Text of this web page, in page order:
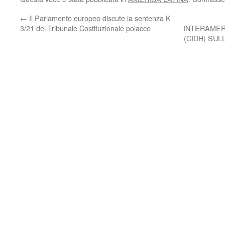
← Il Parlamento europeo discute la sentenza K
3/21 del Tribunale Costituzionale polacco
(CIDH)